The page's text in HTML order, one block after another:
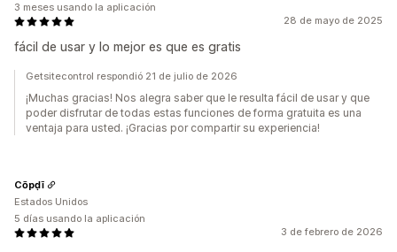
28 de mayo de 2025
fácil de usar y lo mejor es que es gratis
3 meses usando la aplicación
Getsitecontrol respondió 21 de julio de 2026
¡Muchas gracias! Nos alegra saber que le resulta fácil de usar y que
poder disfrutar de todas estas funciones de forma gratuita es una
ventaja para usted. ¡Gracias por compartir su experiencia!
3 de febrero de 2026
Cōpḍī
Estados Unidos
5 días usando la aplicación